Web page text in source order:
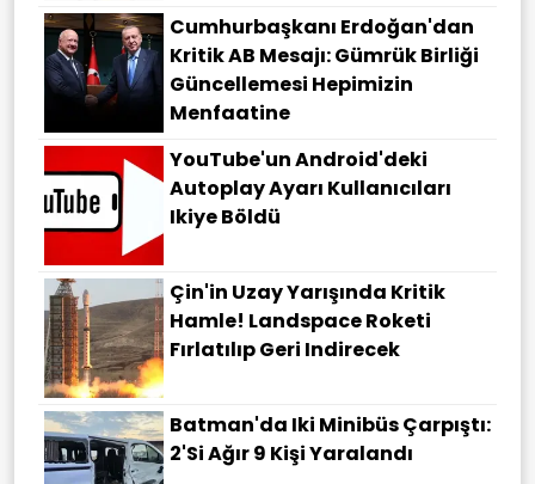
Cumhurbaşkanı Erdoğan'dan
Kritik AB Mesajı: Gümrük Birliği
Güncellemesi Hepimizin
Menfaatine
YouTube'un Android'deki
Autoplay Ayarı Kullanıcıları
Ikiye Böldü
Çin'in Uzay Yarışında Kritik
Hamle! Landspace Roketi
Fırlatılıp Geri Indirecek
Batman'da Iki Minibüs Çarpıştı:
2'si Ağır 9 Kişi Yaralandı